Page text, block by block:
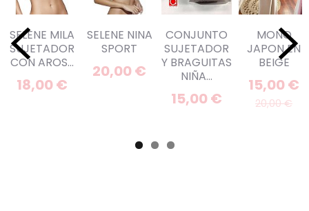
SELENE MILA
SUJETADOR
CON AROS...
18,00 €
SELENE NINA
SPORT
20,00 €
CONJUNTO
SUJETADOR
Y BRAGUITAS
NIÑA...
15,00 €
MONO
JAPON EN
BEIGE
15,00 €
20,00 €